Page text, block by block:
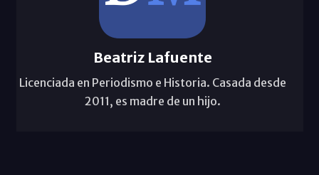
Beatriz Lafuente
Licenciada en Periodismo e Historia. Casada desde
2011, es madre de un hijo.